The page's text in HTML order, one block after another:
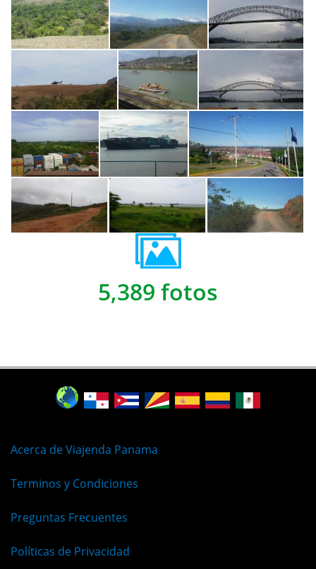
5,389 fotos
Acerca de Viajenda Panama
Terminos y Condiciones
Preguntas Frecuentes
Políticas de Privacidad